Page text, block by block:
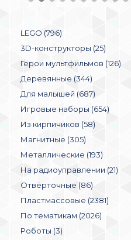
LEGO (796)
3D-конструкторы (25)
Герои мультфильмов (126)
Деревянные (344)
Для малышей (687)
Игровые наборы (654)
Из кирпичиков (58)
Магнитные (305)
Металлические (193)
На радиоуправлении (21)
Отвёрточные (86)
Пластмассовые (2381)
По тематикам (2026)
Роботы (3)